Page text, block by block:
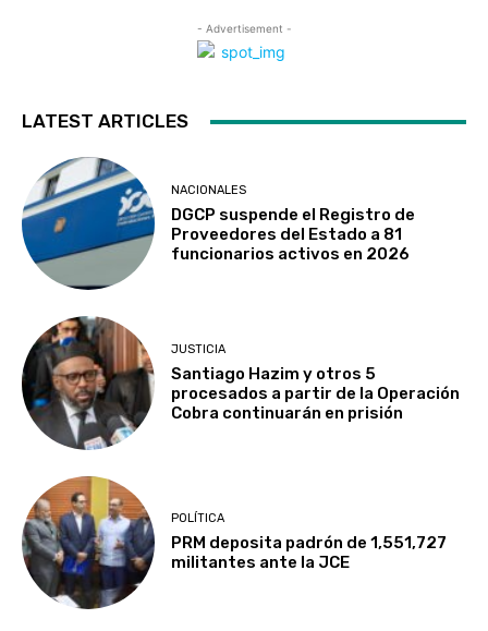
- Advertisement -
LATEST ARTICLES
NACIONALES
DGCP suspende el Registro de
Proveedores del Estado a 81
funcionarios activos en 2026
JUSTICIA
Santiago Hazim y otros 5
procesados a partir de la Operación
Cobra continuarán en prisión
POLÍTICA
PRM deposita padrón de 1,551,727
militantes ante la JCE